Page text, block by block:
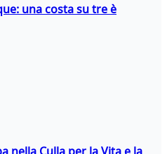
una costa su tre è